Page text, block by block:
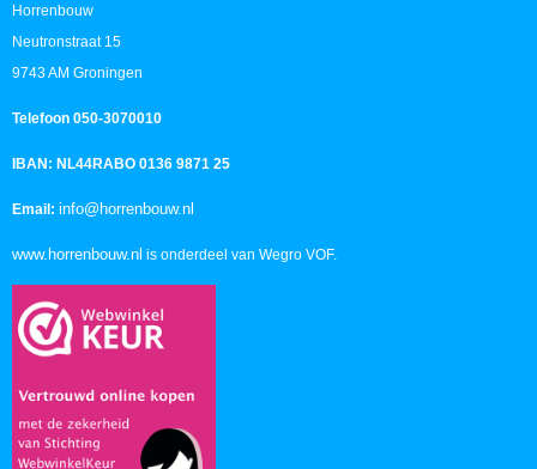
Horrenbouw
Neutronstraat 15
9743 AM Groningen
Telefoon 050-3070010
IBAN: NL44RABO 0136 9871 25
Email: info@horrenbouw.nl
www.horrenbouw.nl is onderdeel van Wegro VOF.